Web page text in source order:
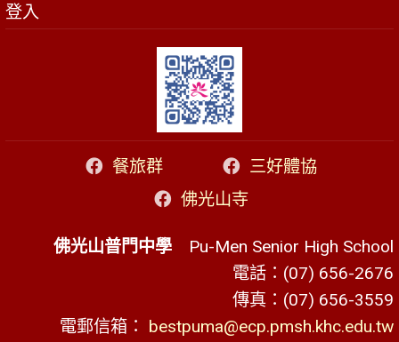
登入
餐旅群
三好體協
佛光山寺
佛光山普門中學 Pu-Men Senior High School
電話：(07) 656-2676
傳真：(07) 656-3559
電郵信箱： bestpuma@ecp.pmsh.khc.edu.tw